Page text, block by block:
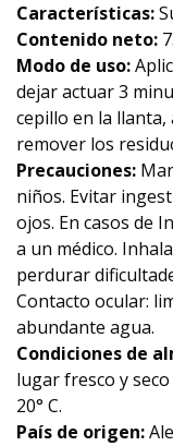
Características:
Contenido neto:
Modo de uso:
dejar actuar 3
cepillo en la
remover los
Precauciones:
niños. Evitar
ojos. En casos de
a un médico.
perdurar
Contacto ocular:
abundante agua.
Condiciones de
lugar fresco y
20° C.
País de origen: